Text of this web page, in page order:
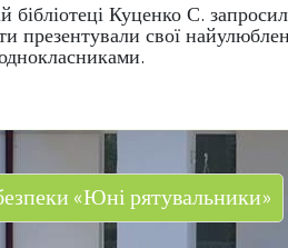
бібліотеці Куценко С.
презентували свої
«Юні рятувальники»